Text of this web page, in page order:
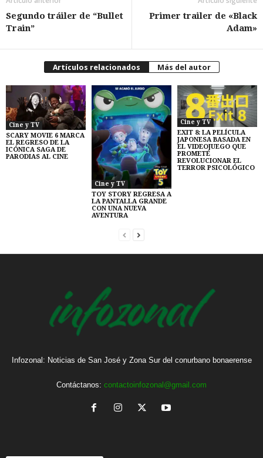
Segundo tráiler de “Bullet
Train”
Primer trailer de «Black
Adam»
Artículos relacionados Más del autor
Cine y TV
SCARY MOVIE 6 MARCA
EL REGRESO DE LA
ICÓNICA SAGA DE
PARODIAS AL CINE
Cine y TV
TOY STORY REGRESA A
LA PANTALLA GRANDE
CON UNA NUEVA
AVENTURA
Cine y TV
EXIT 8: LA PELÍCULA
JAPONESA BASADA EN
EL VIDEOJUEGO QUE
PROMETE
REVOLUCIONAR EL
TERROR PSICOLÓGICO
Infozonal: Noticias de San José y Zona Sur del conurbano bonaerense
Contáctanos: contactoinfozonal@gmail.com